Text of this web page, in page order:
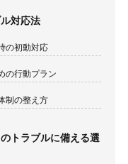
対応法
の初動対応
の行動プラン
制の整え方
トラブルに備える選